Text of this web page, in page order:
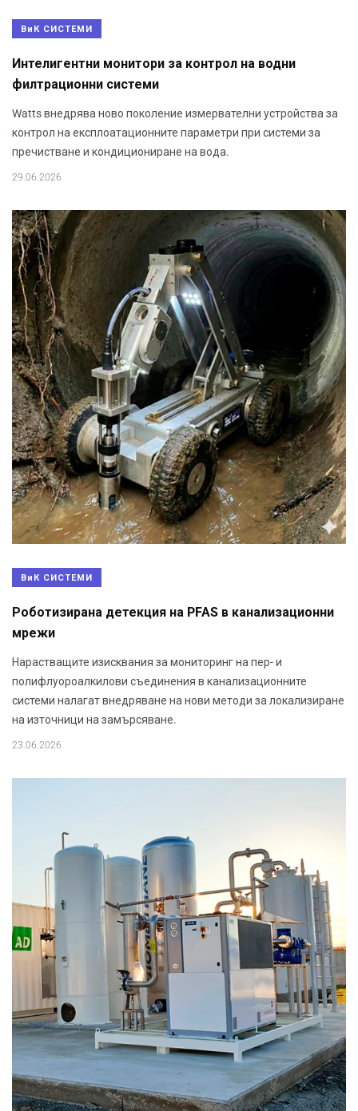
ВиК СИСТЕМИ
Интелигентни монитори за контрол на водни
филтрационни системи
Watts внедрява ново поколение измервателни устройства за
контрол на експлоатационните параметри при системи за
пречистване и кондициониране на вода.
29.06.2026
ВиК СИСТЕМИ
Роботизирана детекция на PFAS в канализационни
мрежи
Нарастващите изисквания за мониторинг на пер- и
полифлуороалкилови съединения в канализационните
системи налагат внедряване на нови методи за локализиране
на източници на замърсяване.
23.06.2026